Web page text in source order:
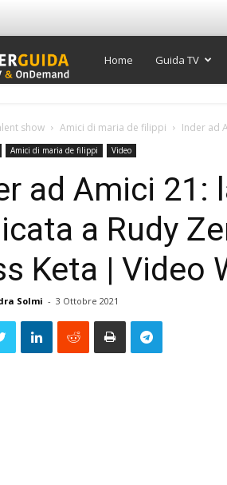
Super
TV
Home Guida TV
show Amici di maria de filippi Inder ad
Amici di maria de filippi Video
ad Amici 21:
a Rudy
Keta | Video
Solmi - 3 Ottobre 2021